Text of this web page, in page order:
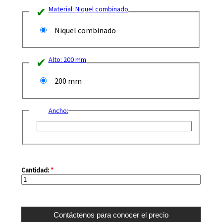
Material: Niquel combinado
Niquel combinado
Alto: 200 mm
200 mm
Ancho:
Cantidad:*